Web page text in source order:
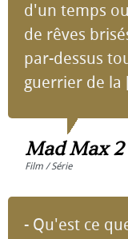
d'un temps
de rêves
par-dessus
guerrier de la
Mad Max 2
Film / Série
- Qu'est ce